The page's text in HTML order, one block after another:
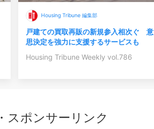
Housing Tribune 編集部
戸建ての買取再販の新規参入相次ぐ 意
思決定を強力に支援するサービスも
Housing Tribune Weekly vol.786
スポンサーリンク